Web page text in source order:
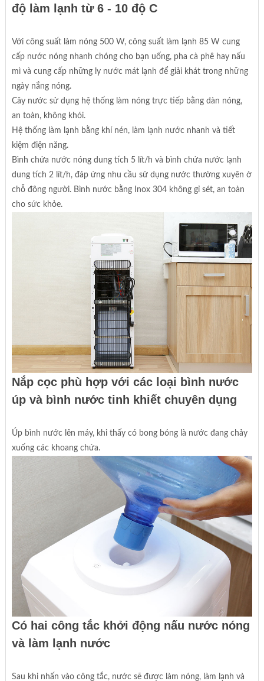
độ làm lạnh từ 6 - 10 độ C
Với công suất làm nóng 500 W, công suất làm lạnh 85 W cung
cấp nước nóng nhanh chóng cho bạn uống, pha cà phê hay nấu
mì và cung cấp những ly nước mát lạnh để giải khát trong những
ngày nắng nóng.
Cây nước sử dụng hệ thống làm nóng trực tiếp bằng dàn nóng,
an toàn, không khói.
Hệ thống làm lạnh bằng khí nén, làm lạnh nước nhanh và tiết
kiệm điện năng.
Bình chứa nước nóng dung tích 5 lít/h và bình chứa nước lạnh
dung tích 2 lít/h, đáp ứng nhu cầu sử dụng nước thường xuyên ở
chỗ đông người. Bình nước bằng Inox 304 không gỉ sét, an toàn
cho sức khỏe.
Nắp cọc phù hợp với các loại bình nước
úp và bình nước tinh khiết chuyên dụng
Úp bình nước lên máy, khi thấy có bong bóng là nước đang chảy
xuống các khoang chứa.
Có hai công tắc khởi động nấu nước nóng
và làm lạnh nước
Sau khi nhấn vào công tắc, nước sẽ được làm nóng, làm lạnh và